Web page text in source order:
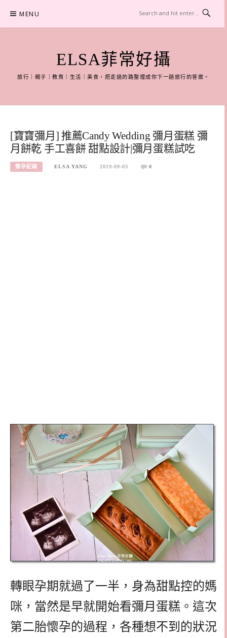
content
MENU
ELSA菲常好攝
旅行｜親子｜教育｜生活｜美食，把走過的路整理成你下一趟旅行的答案。
[寶寶彌月] 推薦Candy Wedding 彌月蛋糕 彌
月餅乾 手工喜餅 甜點設計|彌月蛋糕試吃
懷孕紀錄 ELSA YANG 2019-09-03 0
轉眼孕期就過了一半，身為甜點控的媽
咪，當然是早就開始看彌月蛋糕。這次
第二胎懷孕的過程，各種想不到的狀況